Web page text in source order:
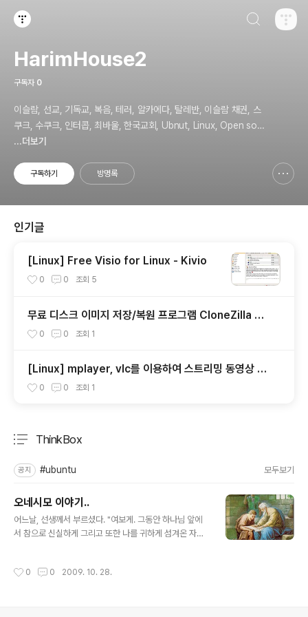
HarimHouse2
구독자 0
이슬람, 선교, 기독교, 복음, 테러, 알카에다, 탈레반, 이슬람 채권, 스
쿠크, 수쿠크, 인터콥, 최바울, 한국교회, Ubnut, Linux, Open sou
rce, Security
...더보기
구독하기 방명록
인기글
[Linux] Free Visio for Linux - Kivio
0 0 조회 5
무료 디스크 이미지 저장/복원 프로그램 CloneZilla Liv
e - 1.소개
0 0 조회 1
[Linux] mplayer, vlc를 이용하여 스트리밍 동영상 다
운받기
0 0 조회 1
ThinkBox
공지 #ubuntu 모두보기
오네시모 이야기..
어느날, 선생께서 부르셨다. "여보게. 그동안 하나님 앞에
서 참으로 신실하게 그리고 또한 나를 귀하게 섬겨온 자네
빌레몬에 대한 이야기 일세.." "..." "언젠간 이런 날이 올거
0 0 2009. 10. 28.